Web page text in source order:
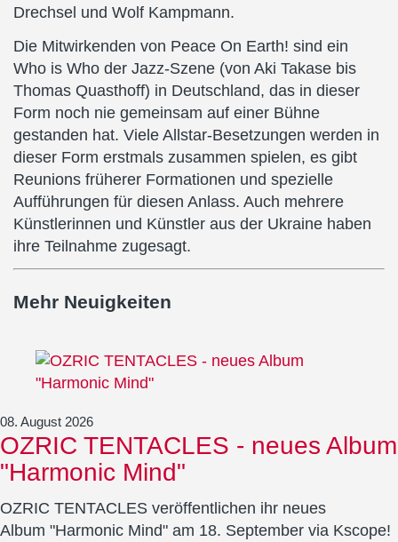
Drechsel und Wolf Kampmann.
Die Mitwirkenden von Peace On Earth! sind ein
Who is Who der Jazz-Szene (von Aki Takase bis
Thomas Quasthoff) in Deutschland, das in dieser
Form noch nie gemeinsam auf einer Bühne
gestanden hat. Viele Allstar-Besetzungen werden in
dieser Form erstmals zusammen spielen, es gibt
Reunions früherer Formationen und spezielle
Aufführungen für diesen Anlass. Auch mehrere
Künstlerinnen und Künstler aus der Ukraine haben
ihre Teilnahme zugesagt.
Mehr Neuigkeiten
08. August 2026
OZRIC TENTACLES - neues Album
"Harmonic Mind"
OZRIC TENTACLES veröffentlichen ihr neues
Album "Harmonic Mind" am 18. September via Kscope!